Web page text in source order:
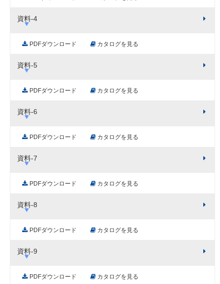
資料-4
PDFダウンロード カタログを見る
資料-5
PDFダウンロード カタログを見る
資料-6
PDFダウンロード カタログを見る
資料-7
PDFダウンロード カタログを見る
資料-8
PDFダウンロード カタログを見る
資料-9
PDFダウンロード カタログを見る